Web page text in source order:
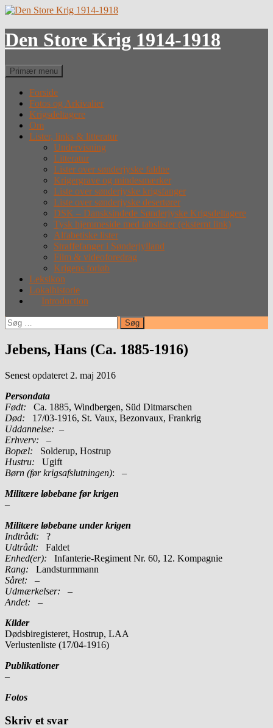
Hop
indhold
Den Store Krig 1914-1918
Søg
Primær menu
Forside
Fotos og Arkivalier
Krigsdeltagere
Om
Lister, links & litteratur
Undervisning
Litteratur
Lister over sønderjyske faldne
Krigergrave og mindesmærker
Liste over sønderjyske krigsfanger
Liste over sønderjyske desertører
DSK – Dansksindede Sønderjyske Krigsdeltagere
Tysk hjemmeside med tabslister (eksternt link)
Alfabetiske lister
Straffefanger i Sønderjylland
Film & videoforedrag
Krigens forløb
Leksikon
Lokalhistorie
Introduction
Søg
efter:
Jebens, Hans (Ca. 1885-1916)
Senest opdateret 2. maj 2016
Persondata
Født: Ca. 1885, Windbergen, Süd Ditmarschen
Død: 17/03-1916, St. Vaux, Bezonvaux, Frankrig
Uddannelse: –
Erhverv: –
Bopæl: Solderup, Hostrup
Hustru: Ugift
Børn (før krigsafslutningen): –
Militære løbebane før krigen
–
Militære løbebane under krigen
Indtrådt: ?
Udtrådt: Faldet
Enhed(er):
Infanterie-Regiment Nr. 60, 12. Kompagnie
Rang:
Landsturmmann
Såret: –
Udmærkelser: –
Andet: –
Kilder
Dødsbiregisteret, Hostrup, LAA
Verlustenliste (17/04-1916)
Publikationer
–
Fotos
Skriv et svar